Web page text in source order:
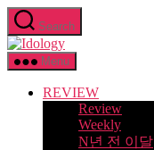
Skip
to
the
content
Search
Idology
Menu
REVIEW
Review
Weekly
N년 전 이달